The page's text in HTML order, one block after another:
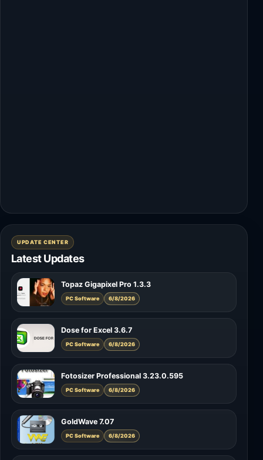
UPDATE CENTER
Latest Updates
Topaz Gigapixel Pro 1.3.3
PC Software 6/8/2026
Dose for Excel 3.6.7
PC Software 6/8/2026
Fotosizer Professional 3.23.0.595
PC Software 6/8/2026
GoldWave 7.07
PC Software 6/8/2026